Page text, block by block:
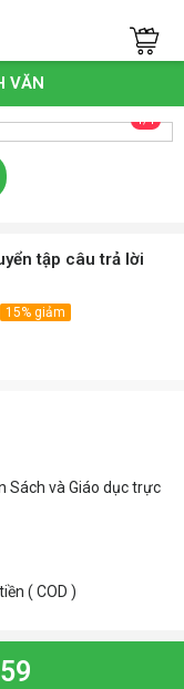
VĂN
1/1
tập câu trả lời
15% giảm
Sách và Giáo dục trực
( COD )